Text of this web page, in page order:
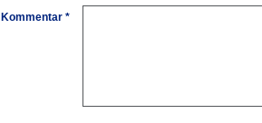
Kommentar *